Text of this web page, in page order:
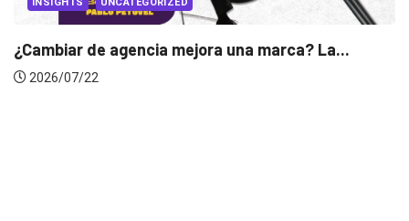
mejora una marca? La... INSIGHTS